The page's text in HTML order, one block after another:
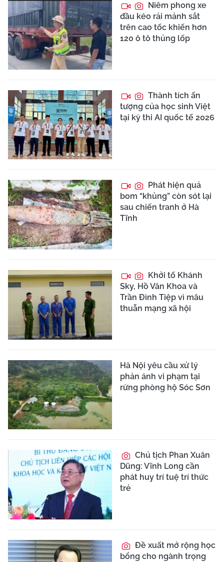
Niêm phong xe
đầu kéo rải mảnh sắt
trên cao tốc khiến hơn
120 ô tô thủng lốp
Thành tích ấn
tượng của học sinh Việt
tại kỳ thi AI quốc tế 2026
Phát hiện quả
bom “khủng” còn sót lại
sau chiến tranh ở Hà
Tĩnh
Khởi tố Khánh
Sky, Hồ Văn Khoa và
Trần Đình Tiệp vì mâu
thuẫn mạng xã hội
Hà Nội yêu cầu xử lý
phản ánh vi phạm tại
rừng phòng hộ Sóc Sơn
Chủ tịch Phan Xuân
Dũng: Vĩnh Long cần
phát huy trí tuệ trí thức
trẻ
Đề xuất mở rộng học
bổng cho ngành trọng